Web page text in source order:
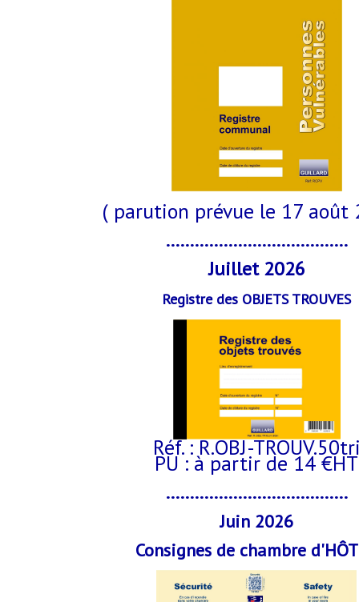
( parution prévue le 17 août
......................................
Juillet 2026
Registre des OBJETS TROUVES
Réf. : R.OBJ-
PU : à partir de 14 €HT
......................................
Juin 2026
Consignes de chambre